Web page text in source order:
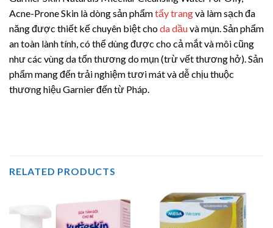
Acne-Prone Skin là dòng sản phẩmtẩy trangvà làm sạch đa
năng được thiết kế chuyên biệt choda dầuvà mụn. Sản phẩm
an toàn lành tính, có thể dùng được cho cả mắt và môi cũng
như các vùng da tổn thương do mụn (trừ vết thương hở). Sản
phẩm mang đến trải nghiệm tươi mát và dễ chịu thuộc
thương hiệu Garnier đến từ Pháp.
RELATED PRODUCTS